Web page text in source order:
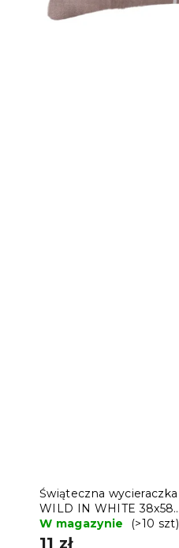
Świąteczna wycieraczka
WILD IN WHITE 38x58
cm - więcej wariantów
W magazynie (>10 szt)
11 zł